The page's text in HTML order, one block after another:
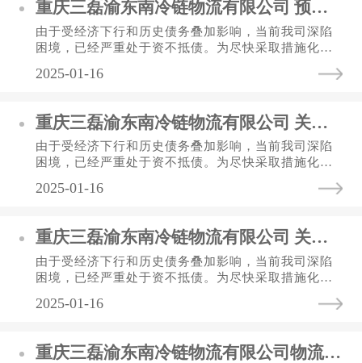
重庆三磊渝东南冷链物流有限公司 预重整辅助机构比选文件
由于受经济下行和历史债务叠加影响，当前我司深陷
困境，已经严重处于资不抵债。为尽快采取措施化解
民政府、债权人等利害关...
2025-01-16
重庆三磊渝东南冷链物流有限公司 关于开展预重整财务专项审计服务单位比选的通知
由于受经济下行和历史债务叠加影响，当前我司深陷
困境，已经严重处于资不抵债。为尽快采取措施化解
民政府、债权人等利害关...
2025-01-16
重庆三磊渝东南冷链物流有限公司 关于开展预重整评估服务单位的比选通知
由于受经济下行和历史债务叠加影响，当前我司深陷
困境，已经严重处于资不抵债。为尽快采取措施化解
民政府、债权人等利害关...
2025-01-16
重庆三磊渝东南冷链物流有限公司物流园区及农批市场物业管理服务项目 比选公告